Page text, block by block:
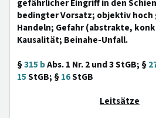
gefährlicher Eingriff in den
bedingter Vorsatz; objektiv
Handeln; Gefahr (abstrakte,
Kausalität; Beinahe-Unfall.
§315 bAbs. 1 Nr. 2 und 3 StGB; §
15StGB; §16StGB
Leitsätze